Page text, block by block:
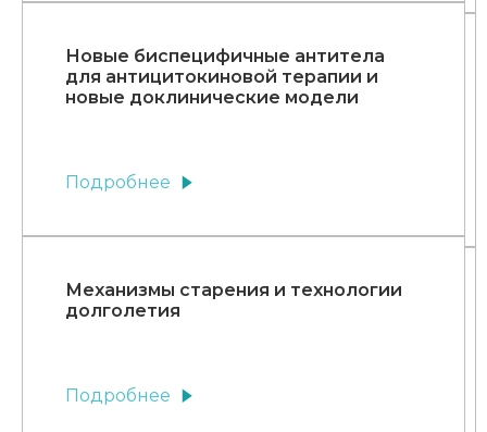
Новые биспецифичные антитела
для антицитокиновой терапии и
новые доклинические модели
Подробнее
Механизмы старения и технологии
долголетия
Подробнее